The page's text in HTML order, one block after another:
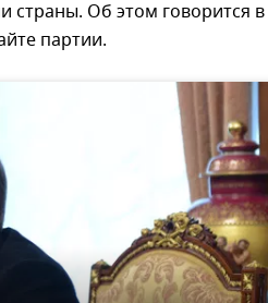
страны. Об этом говорится в
партии.